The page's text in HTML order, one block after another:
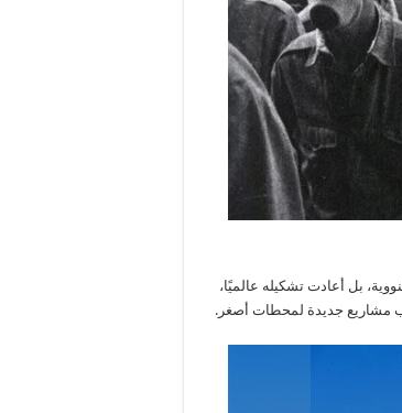
بل أعادت تشكيله عالميًا،